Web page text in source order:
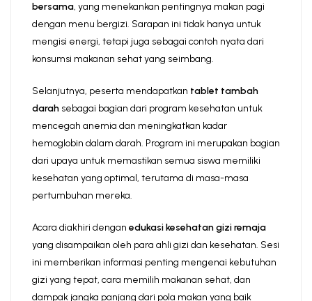
bersama, yang menekankan pentingnya makan pagi
dengan menu bergizi. Sarapan ini tidak hanya untuk
mengisi energi, tetapi juga sebagai contoh nyata dari
konsumsi makanan sehat yang seimbang.
Selanjutnya, peserta mendapatkan tablet tambah
darah sebagai bagian dari program kesehatan untuk
mencegah anemia dan meningkatkan kadar
hemoglobin dalam darah. Program ini merupakan bagian
dari upaya untuk memastikan semua siswa memiliki
kesehatan yang optimal, terutama di masa-masa
pertumbuhan mereka.
Acara diakhiri dengan edukasi kesehatan gizi remaja
yang disampaikan oleh para ahli gizi dan kesehatan. Sesi
ini memberikan informasi penting mengenai kebutuhan
gizi yang tepat, cara memilih makanan sehat, dan
dampak jangka panjang dari pola makan yang baik